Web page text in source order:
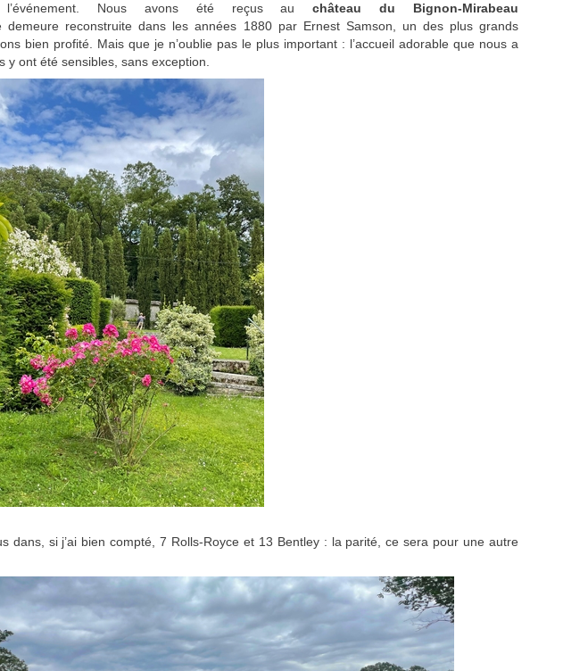
Nous avons été reçus auchâteau du Bignon-Mirabeau
demeure reconstruite dans les années 1880 par Ernest Samson, un des plus grands
bien profité. Mais que je n’oublie pas le plus important : l’accueil adorable que nous a
y ont été sensibles, sans exception.
dans, si j’ai bien compté, 7 Rolls-Royce et 13 Bentley : la parité, ce sera pour une autre